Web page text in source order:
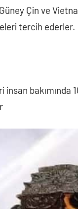
Çin ve
tercih ederler.